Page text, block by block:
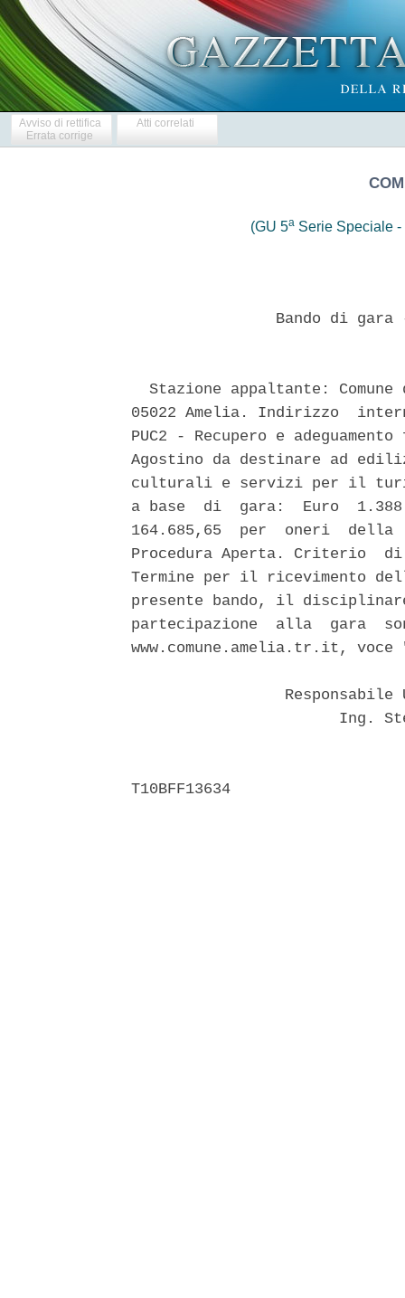
Avviso di rettifica
Errata corrige
Atti correlati
(GU 5aSerie Speciale -
Bando di
Stazione appaltante: Comune
05022 Amelia. Indirizzo
PUC2 - Recupero e
Agostino da destinare ad
culturali e servizi per il
a base  di  gara:  Euro
164.685,65  per  oneri
Procedura Aperta. Criterio
Termine per il ricevimento
presente bando, il
partecipazione  alla  gara
www.comune.amelia.tr.it,
Ing.